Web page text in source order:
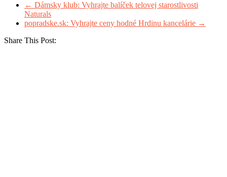
← Dámsky klub: Vyhrajte balíček telovej starostlivosti
Naturals
popradske.sk: Vyhrajte ceny hodné Hrdinu kancelárie →
Share This Post: